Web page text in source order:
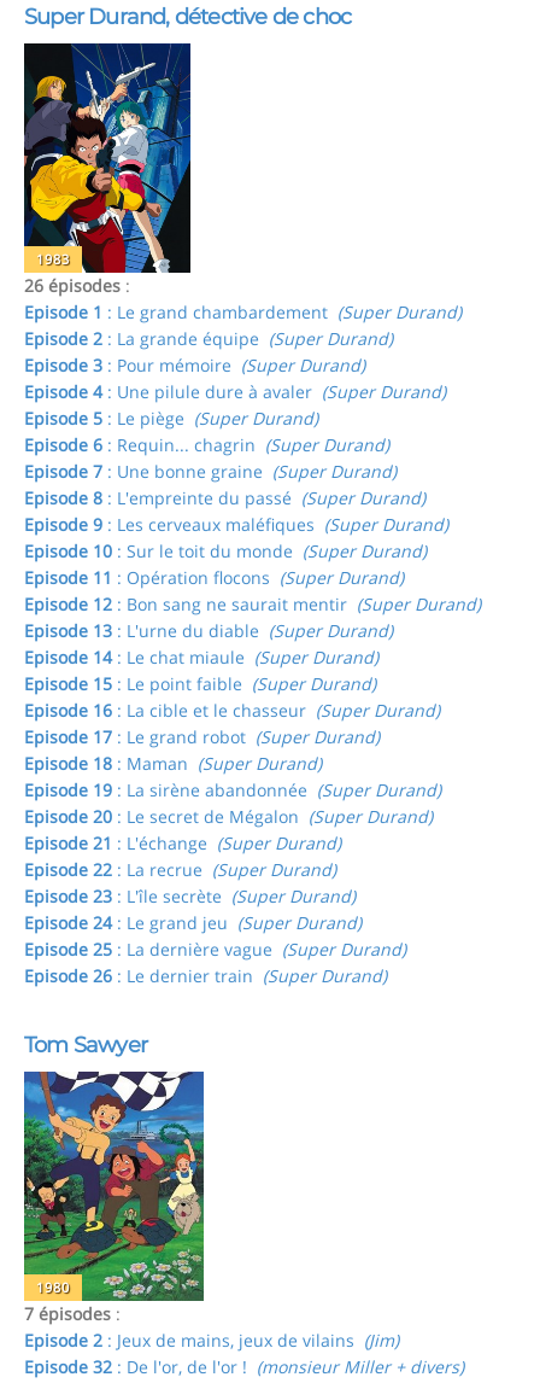
Super Durand, détective de choc
1983
26 épisodes :
Episode 1 : Le grand chambardement (Super Durand)
Episode 2 : La grande équipe (Super Durand)
Episode 3 : Pour mémoire (Super Durand)
Episode 4: Une pilule dure à avaler (Super Durand)
Episode 5 : Le piège (Super Durand)
Episode 6 : Requin... chagrin (Super Durand)
Episode 7 : Une bonne graine (Super Durand)
Episode 8 : L'empreinte du passé (Super Durand)
Episode 9 : Les cerveaux maléfiques (Super Durand)
Episode 10 : Sur le toit du monde (Super Durand)
Episode 11 : Opération flocons (Super Durand)
Episode 12 : Bon sang ne saurait mentir (Super Durand)
Episode 13 : L'urne du diable (Super Durand)
Episode 14: Le chat miaule (Super Durand)
Episode 15 : Le point faible (Super Durand)
Episode 16 : La cible et le chasseur (Super Durand)
Episode 17 : Le grand robot (Super Durand)
Episode 18 : Maman (Super Durand)
Episode 19 : La sirène abandonnée (Super Durand)
Episode 20 : Le secret de Mégalon (Super Durand)
Episode 21 : L'échange (Super Durand)
Episode 22 : La recrue (Super Durand)
Episode 23 : L'île secrète (Super Durand)
Episode 24: Le grand jeu (Super Durand)
Episode 25 : La dernière vague (Super Durand)
Episode 26 : Le dernier train (Super Durand)
Tom Sawyer
1980
7 épisodes :
Episode 2 : Jeux de mains, jeux de vilains (Jim)
Episode 32 : De l'or, de l'or ! (monsieur Miller + divers)